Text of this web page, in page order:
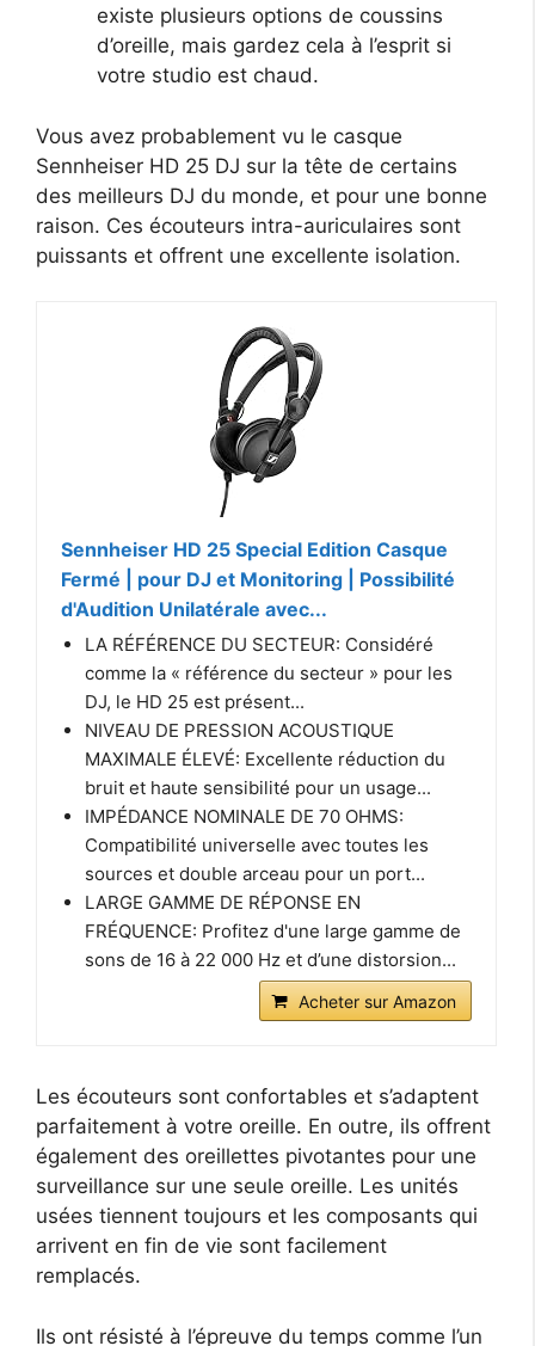
existe plusieurs options de coussins
d’oreille, mais gardez cela à l’esprit si
votre studio est chaud.
Vous avez probablement vu le casque
Sennheiser HD 25 DJ sur la tête de certains
des meilleurs DJ du monde, et pour une bonne
raison. Ces écouteurs intra-auriculaires sont
puissants et offrent une excellente isolation.
Sennheiser HD 25 Special Edition Casque
Fermé | pour DJ et Monitoring | Possibilité
d'Audition Unilatérale avec...
LA RÉFÉRENCE DU SECTEUR: Considéré
comme la « référence du secteur » pour les
DJ, le HD 25 est présent...
NIVEAU DE PRESSION ACOUSTIQUE
MAXIMALE ÉLEVÉ: Excellente réduction du
bruit et haute sensibilité pour un usage...
IMPÉDANCE NOMINALE DE 70 OHMS:
Compatibilité universelle avec toutes les
sources et double arceau pour un port...
LARGE GAMME DE RÉPONSE EN
FRÉQUENCE: Profitez d'une large gamme de
sons de 16 à 22 000 Hz et d’une distorsion...
Acheter sur Amazon
Les écouteurs sont confortables et s’adaptent
parfaitement à votre oreille. En outre, ils offrent
également des oreillettes pivotantes pour une
surveillance sur une seule oreille. Les unités
usées tiennent toujours et les composants qui
arrivent en fin de vie sont facilement
remplacés.
Ils ont résisté à l’épreuve du temps comme l’un